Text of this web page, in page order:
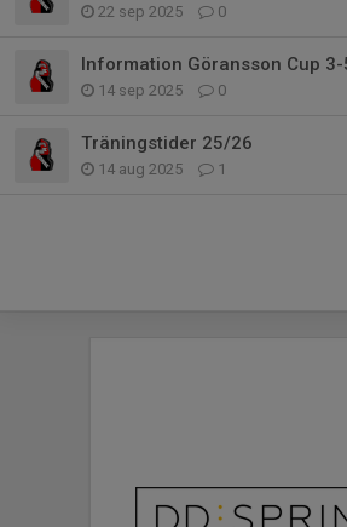
22 sep 2025 0
Information Göransson Cup
14 sep 2025 0
Träningstider 25/26
14 aug 2025 1